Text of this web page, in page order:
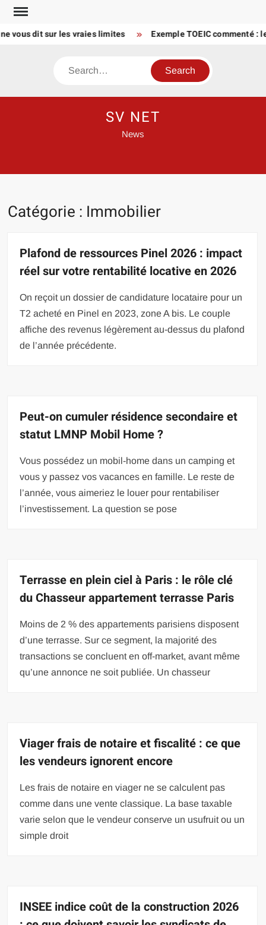
Skip
contentdit sur les vraies limites Exemple TOEIC commenté : les
Search
SV NET
News
Catégorie : Immobilier
Plafond de ressources Pinel 2026 : impact
réel sur votre rentabilité locative en 2026
On reçoit un dossier de candidature locataire pour un
T2 acheté en Pinel en 2023, zone A bis. Le couple
affiche des revenus légèrement au-dessus du plafond
de l’année précédente.
Peut-on cumuler résidence secondaire et
statut LMNP Mobil Home ?
Vous possédez un mobil-home dans un camping et
vous y passez vos vacances en famille. Le reste de
l’année, vous aimeriez le louer pour rentabiliser
l’investissement. La question se pose
Terrasse en plein ciel à Paris : le rôle clé
du Chasseur appartement terrasse Paris
Moins de 2 % des appartements parisiens disposent
d’une terrasse. Sur ce segment, la majorité des
transactions se concluent en off-market, avant même
qu’une annonce ne soit publiée. Un chasseur
Viager frais de notaire et fiscalité : ce que
les vendeurs ignorent encore
Les frais de notaire en viager ne se calculent pas
comme dans une vente classique. La base taxable
varie selon que le vendeur conserve un usufruit ou un
simple droit
INSEE indice coût de la construction 2026